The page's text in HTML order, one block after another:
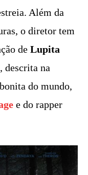
Além da
o diretor tem
de Lupita
descrita na
do mundo,
e do rapper